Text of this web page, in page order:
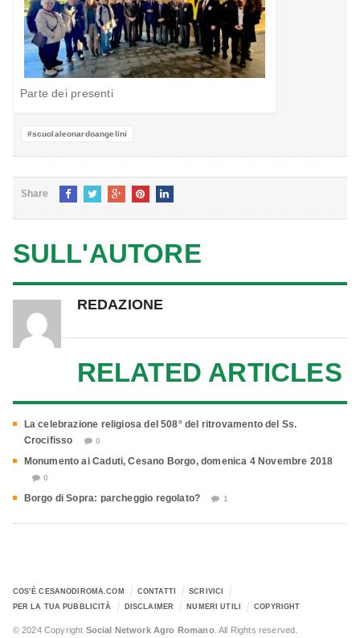
Parte dei presenti
#scuolaleonardoangelini
Share
SULL'AUTORE
REDAZIONE
RELATED ARTICLES
La celebrazione religiosa del 508° del ritrovamento del Ss.
Crocifisso
0
Monumento ai Caduti, Cesano Borgo, domenica 4 Novembre 2018
0
Borgo di Sopra: parcheggio regolato? 1
COS’È CESANODIROMA.COM CONTATTI
SCRIVICI
PER LA TUA PUBBLICITÀ
DISCLAIMER NUMERI UTILI COPYRIGHT
© 2024 Copyright Social Network Agro Romano. All Rights reserved.